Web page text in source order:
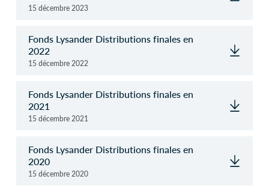
15 décembre 2023
Fonds Lysander Distributions finales en
2022
15 décembre 2022
Fonds Lysander Distributions finales en
2021
15 décembre 2021
Fonds Lysander Distributions finales en
2020
15 décembre 2020